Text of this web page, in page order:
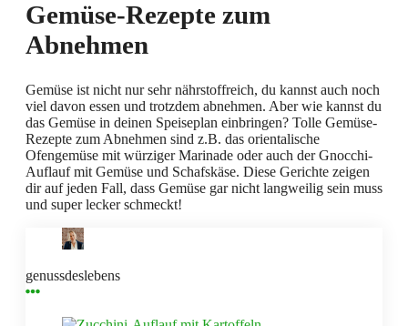
Gemüse-Rezepte zum
Abnehmen
Gemüse ist nicht nur sehr nährstoffreich, du kannst auch noch
viel davon essen und trotzdem abnehmen. Aber wie kannst du
das Gemüse in deinen Speiseplan einbringen? Tolle Gemüse-
Rezepte zum Abnehmen sind z.B. das orientalische
Ofengemüse mit würziger Marinade oder auch der Gnocchi-
Auflauf mit Gemüse und Schafskäse. Diese Gerichte zeigen
dir auf jeden Fall, dass Gemüse gar nicht langweilig sein muss
und super lecker schmeckt!
genussdeslebens